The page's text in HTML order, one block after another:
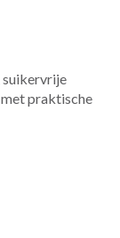
suikervrije
praktische